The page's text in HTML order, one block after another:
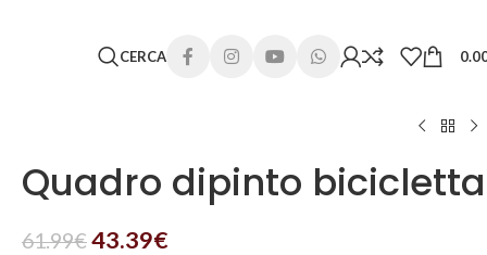
CERCA
Quadro dipinto bicicletta
61.99€43.39€